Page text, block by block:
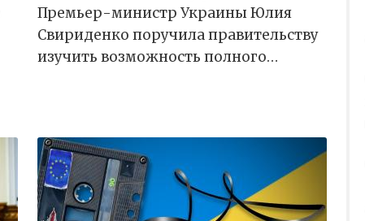
Премьер-министр Украины Юлия
Свириденко поручила правительству
изучить возможность полного…